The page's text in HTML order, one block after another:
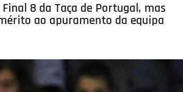
8 da Taça de Portugal, mas
ao apuramento da equipa